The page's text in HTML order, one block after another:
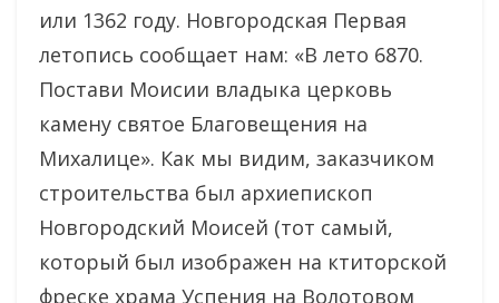
или 1362 году. Новгородская Первая
летопись сообщает нам: «В лето 6870.
Постави Моисии владыка церковь
камену святое Благовещения на
Михалице». Как мы видим, заказчиком
строительства был архиепископ
Новгородский Моисей (тот самый,
который был изображен на ктиторской
фреске храма Успения на Волотовом